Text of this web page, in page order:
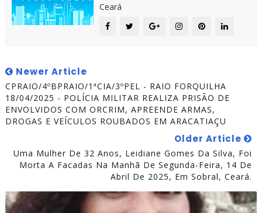
Ceará
Newer Article
CPRAIO/4ºBPRAIO/1ªCIA/3ºPEL - RAIO FORQUILHA
18/04/2025 - POLÍCIA MILITAR REALIZA PRISÃO DE
ENVOLVIDOS COM ORCRIM, APREENDE ARMAS,
DROGAS E VEÍCULOS ROUBADOS EM ARACATIAÇU
Older Article
Uma Mulher De 32 Anos, Leidiane Gomes Da Silva, Foi
Morta A Facadas Na Manhã De Segunda-Feira, 14 De
Abril De 2025, Em Sobral, Ceará.